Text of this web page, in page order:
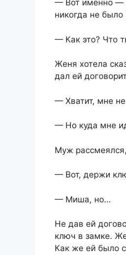
— Вот именно —
никогда не
— Как это? Что
Женя хотела
дал ей
— Хватит, мне
— Но куда мне
Муж
— Вот, держи
— Миша, но…
Не дав ей
ключ в замке.
Как же ей было